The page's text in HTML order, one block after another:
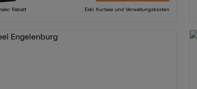
Rabatt Exkl. Kurtaxe und Verwaltungskosten